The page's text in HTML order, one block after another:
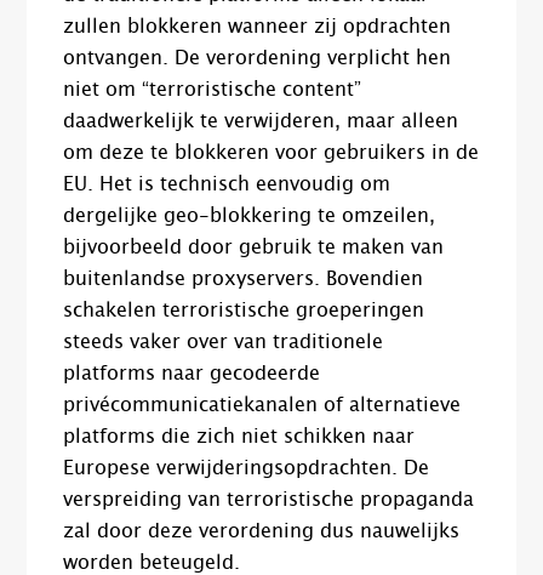
zullen blokkeren wanneer zij opdrachten
ontvangen. De verordening verplicht hen
niet om “terroristische content”
daadwerkelijk te verwijderen, maar alleen
om deze te blokkeren voor gebruikers in de
EU. Het is technisch eenvoudig om
dergelijke geo-blokkering te omzeilen,
bijvoorbeeld door gebruik te maken van
buitenlandse proxyservers. Bovendien
schakelen terroristische groeperingen
steeds vaker over van traditionele
platforms naar gecodeerde
privécommunicatiekanalen of alternatieve
platforms die zich niet schikken naar
Europese verwijderingsopdrachten. De
verspreiding van terroristische propaganda
zal door deze verordening dus nauwelijks
worden beteugeld.